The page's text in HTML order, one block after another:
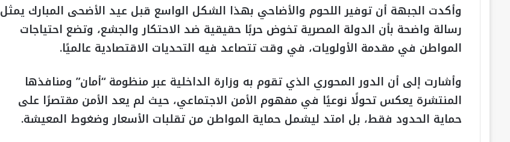
وأكدت الجبهة أن توفير اللحوم والأضاحي بهذا الشكل الواسع قبل عيد الأضحى المبارك يمثل
رسالة واضحة بأن الدولة المصرية تخوض حربًا حقيقية ضد الاحتكار والجشع، وتضع احتياجات
المواطن في مقدمة الأولويات، في وقت تتصاعد فيه التحديات الاقتصادية عالميًا.
وأشارت إلى أن الدور المحوري الذي تقوم به وزارة الداخلية عبر منظومة “أمان” ومنافذها
المنتشرة يعكس تحولًا نوعيًا في مفهوم الأمن الاجتماعي، حيث لم يعد الأمن مقتصرًا على
حماية الحدود فقط، بل امتد ليشمل حماية المواطن من تقلبات الأسعار وضغوط المعيشة.